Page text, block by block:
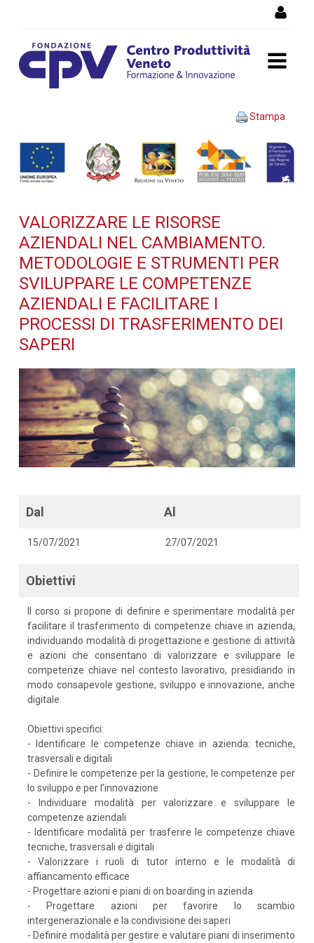
VALORIZZARE LE RISORSE
AZIENDALI NEL
CAMBIAMENTO.
per sviluppare le
competenze aziendali e
facilitare i processi di
trasferimento dei saperi -
Dettaglio corso di
formazione
Stampa
VALORIZZARE LE RISORSE
AZIENDALI NEL CAMBIAMENTO.
METODOLOGIE E STRUMENTI PER
SVILUPPARE LE COMPETENZE
AZIENDALI E FACILITARE I
PROCESSI DI TRASFERIMENTO DEI
SAPERI
Dal
15/07/2021
Al
27/07/2021
Obiettivi
Il corso si propone di definire e sperimentare modalità per
facilitare il trasferimento di competenze chiave in azienda,
individuando modalità di progettazione e gestione di attività
e azioni che consentano di valorizzare e sviluppare le
competenze chiave nel contesto lavorativo, presidiando in
modo consapevole gestione, sviluppo e innovazione, anche
digitale.
Obiettivi specifici:
- Identificare le competenze chiave in azienda: tecniche,
trasversali e digitali
- Definire le competenze per la gestione, le competenze per
lo sviluppo e per l’innovazione
- Individuare modalità per valorizzare e sviluppare le
competenze aziendali
- Identificare modalità per trasferire le competenze chiave
tecniche, trasversali e digitali
- Valorizzare i ruoli di tutor interno e le modalità di
affiancamento efficace
- Progettare azioni e piani di on boarding in azienda
- Progettare azioni per favorire lo scambio
intergenerazionale e la condivisione dei saperi
- Definire modalità per gestire e valutare piani di inserimento